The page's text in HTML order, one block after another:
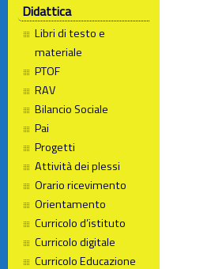
Didattica
Libri di testo e
materiale
PTOF
RAV
Bilancio Sociale
Pai
Progetti
Attività dei plessi
Orario ricevimento
Orientamento
Curricolo d’istituto
Curricolo digitale
Curricolo Educazione